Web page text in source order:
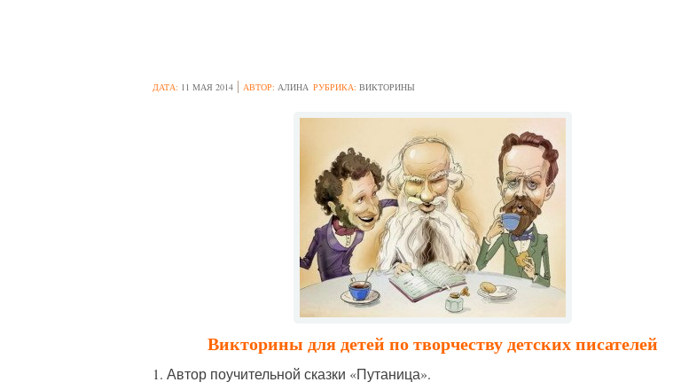
ДАТА: 11 МАЯ 2014 АВТОР: АЛИНА РУБРИКА: ВИКТОРИНЫ
Викторины для детей по творчеству детских писателей
1. Автор поучительной сказки «Путаница».